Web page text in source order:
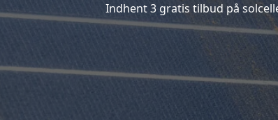
Indhent 3 gratis tilbud på